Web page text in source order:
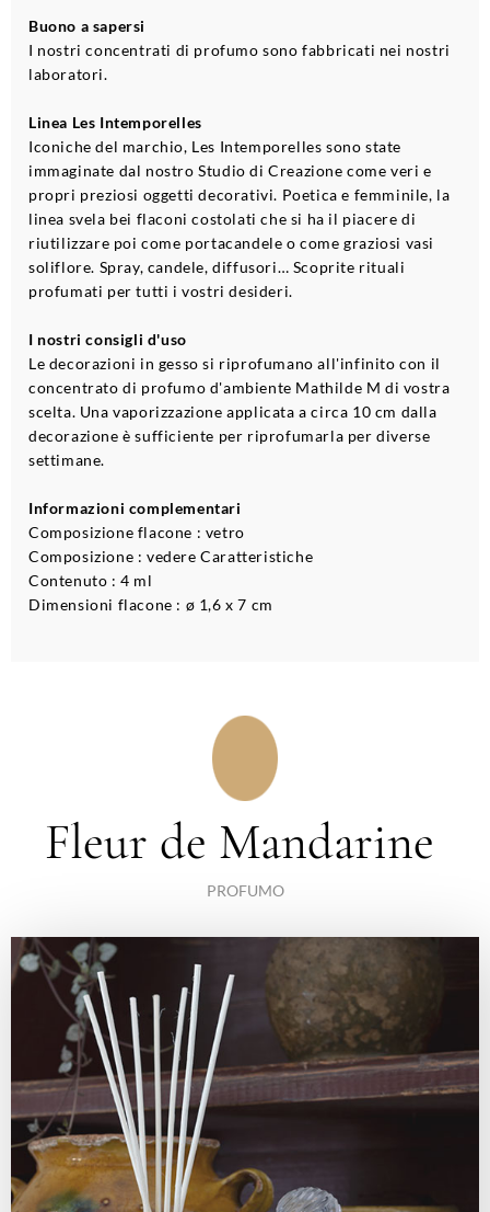
Buono a sapersi
I nostri concentrati di profumo sono fabbricati nei nostri
laboratori.
Linea Les Intemporelles
Iconiche del marchio, Les Intemporelles sono state
immaginate dal nostro Studio di Creazione come veri e
propri preziosi oggetti decorativi. Poetica e femminile, la
linea svela bei flaconi costolati che si ha il piacere di
riutilizzare poi come portacandele o come graziosi vasi
soliflore. Spray, candele, diffusori… Scoprite rituali
profumati per tutti i vostri desideri.
I nostri consigli d'uso
Le decorazioni in gesso si riprofumano all'infinito con il
concentrato di profumo d'ambiente Mathilde M di vostra
scelta. Una vaporizzazione applicata a circa 10 cm dalla
decorazione è sufficiente per riprofumarla per diverse
settimane.
Informazioni complementari
Composizione flacone : vetro
Composizione : vedere Caratteristiche
Contenuto : 4 ml
Dimensioni flacone : ø 1,6 x 7 cm
Fleur de Mandarine
PROFUMO